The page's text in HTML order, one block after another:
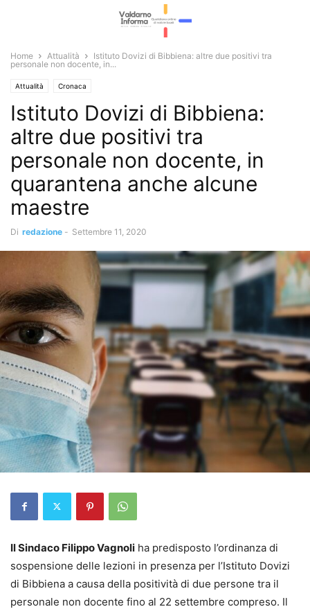
Home Attualità
Istituto Dovizi di Bibbiena: altre due positivi tra
personale non docente, in...
Attualità Cronaca
Istituto Dovizi di Bibbiena:
altre due positivi tra
personale non docente, in
quarantena anche alcune
maestre
Di redazione - Settembre 11, 2020
Il Sindaco Filippo Vagnoli ha predisposto l’ordinanza di
sospensione delle lezioni in presenza per l’Istituto Dovizi
di Bibbiena a causa della positività di due persone tra il
personale non docente fino al 22 settembre compreso. Il